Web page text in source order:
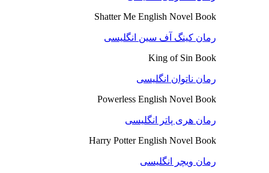
Shatter Me English Novel Book
رمان کینگ آف سین انگلیسی
King of Sin Book
رمان ناتوان انگلیسی
Powerless English Novel Book
رمان هری پاتر انگلیسی
Harry Potter English Novel Book
رمان ویچر انگلیسی